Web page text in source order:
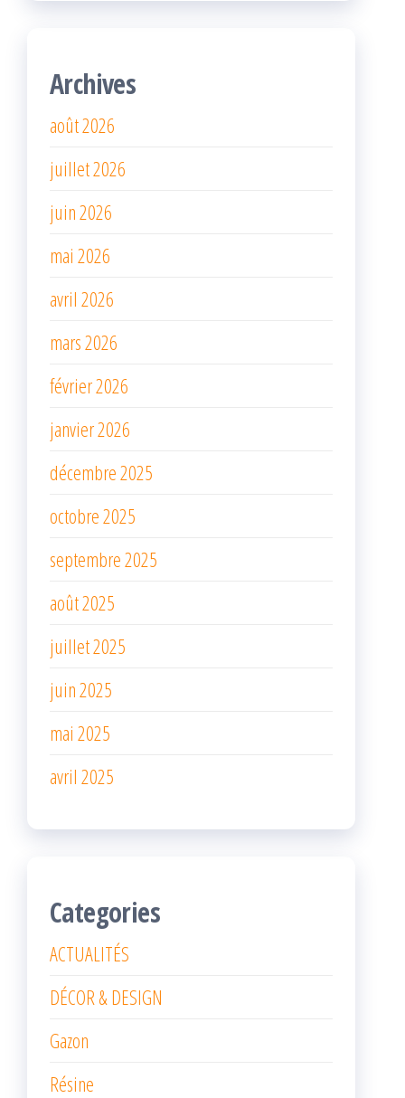
Archives
août 2026
juillet 2026
juin 2026
mai 2026
avril 2026
mars 2026
février 2026
janvier 2026
décembre 2025
octobre 2025
septembre 2025
août 2025
juillet 2025
juin 2025
mai 2025
avril 2025
Categories
ACTUALITÉS
DÉCOR & DESIGN
Gazon
Résine